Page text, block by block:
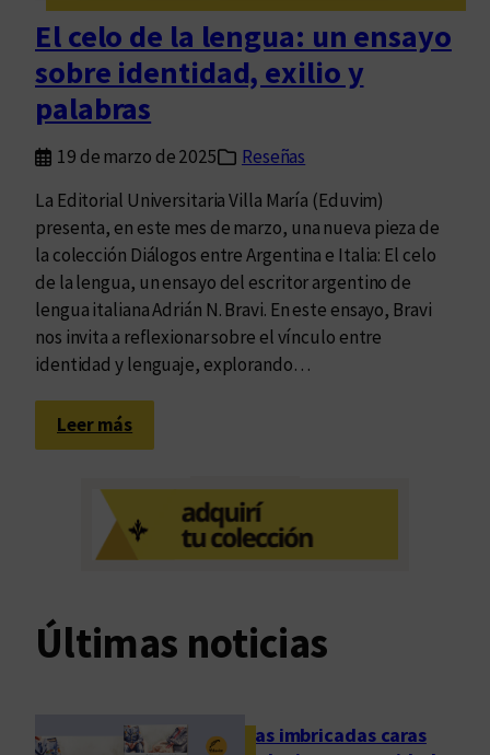
e
A
d
r
i
á
N
.
B
r
a
v
i
c
o
n
u
v
El celo de la lengua: un ensayo
sobre identidad, exilio y
palabras
19 de marzo de 2025
Reseñas
La Editorial Universitaria Villa María (Eduvim)
presenta, en este mes de marzo, una nueva pieza de
la colección Diálogos entre Argentina e Italia: El celo
de la lengua, un ensayo del escritor argentino de
lengua italiana Adrián N. Bravi. En este ensayo, Bravi
nos invita a reflexionar sobre el vínculo entre
identidad y lenguaje, explorando…
Leer más:
E
e
l
e
l
Últimas noticias
Las imbricadas caras